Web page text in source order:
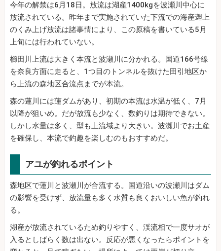
今年の解禁は6月18日。放流は湖産1400kgを波瀬川中心に
放流されている。昨年まで実施されていた下流での海産遡上
のくみ上げ放流は諸事情により、この原稿を書いている5月
上旬には行われていない。
櫛田川上流は大きく本流と波瀬川に分かれる。国道166号線
を奈良方面に走ると、1つ目のトンネルを抜けた田引地区か
ら上流の森地区合流点までが本流。
森の蓮川には蓮ダムがあり、初期の本流は水温が低く、7月
以降が狙いめ。だが放流も少なく、数釣りは期待できない。
しかし水量は多く、型も上流域より大きい。波瀬川でお土産
を確保し、本流で釣趣を楽しむのもおすすめだ。
アユが釣れるポイント
森地区で蓮川と波瀬川が合流する。国道沿いの波瀬川はダム
の影響を受けず、放流量も多く水質も良くおいしい魚が釣れ
る。
湖産が放流されているため釣りやすく、渓流相で一度サオが
入るとしばらく数は出ない。反応が悪くなったらポイントを